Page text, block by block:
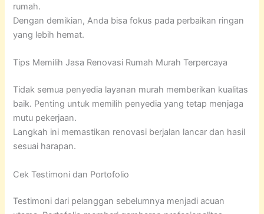
rumah.
Dengan demikian, Anda bisa fokus pada perbaikan ringan
yang lebih hemat.
Tips Memilih Jasa Renovasi Rumah Murah Terpercaya
Tidak semua penyedia layanan murah memberikan kualitas
baik. Penting untuk memilih penyedia yang tetap menjaga
mutu pekerjaan.
Langkah ini memastikan renovasi berjalan lancar dan hasil
sesuai harapan.
Cek Testimoni dan Portofolio
Testimoni dari pelanggan sebelumnya menjadi acuan